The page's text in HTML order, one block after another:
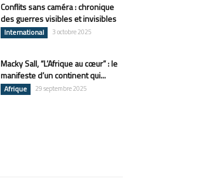
Conflits sans caméra : chronique
des guerres visibles et invisibles
International 3 octobre 2025
Macky Sall, “L’Afrique au cœur” : le
manifeste d’un continent qui...
Afrique 29 septembre 2025